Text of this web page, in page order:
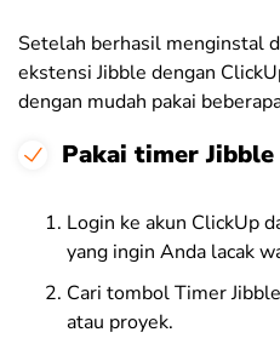
Setelah berhasil menginstal
ekstensi Jibble dengan
dengan mudah pakai
Pakai timer Jibble
Login ke akun ClickUp
yang ingin Anda lacak
Cari tombol Timer
atau proyek.